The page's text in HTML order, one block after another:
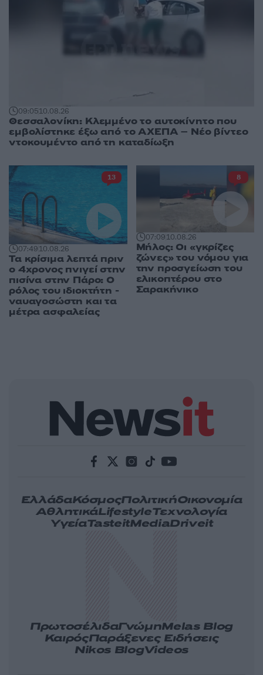
09:0510.08.26
Θεσσαλονίκη: Κλεμμένο το αυτοκίνητο που
εμβολίστηκε έξω από το ΑΧΕΠΑ – Νέο βίντεο
ντοκουμέντο από τη καταδίωξη
07:4910.08.26
Τα κρίσιμα λεπτά πριν
ο 4χρονος πνιγεί στην
πισίνα στην Πάρο: Ο
ρόλος του ιδιοκτήτη -
ναυαγοσώστη και τα
μέτρα ασφαλείας
13
07:0910.08.26
Μήλος: Οι «γκρίζες
ζώνες» του νόμου για
την προσγείωση του
ελικοπτέρου στο
Σαρακήνικο
8
ΕλλάδαΚόσμοςΠολιτικήΟικονομία
ΑθλητικάLifestyleΤεχνολογία
ΥγείαTasteitMediaDriveit
ΠρωτοσέλιδαΓνώμηMelas Blog
ΚαιρόςΠαράξενες Ειδήσεις
Nikos BlogVideos